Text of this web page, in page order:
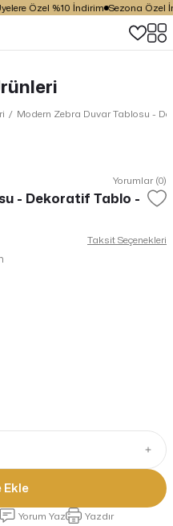
Özel %10 İndirim Sezona Özel
Modern Zebra Duvar Tablosu -
Yorumlar (0)
- Dekoratif Tablo -
Taksit Seçenekleri
Ekle
Yorum Yaz Yazdır